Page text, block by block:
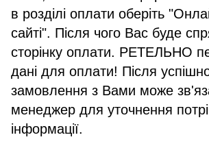
в розділі оплати оберіть
сайті". Після чого Вас буде
сторінку оплати. РЕТЕЛЬНО
дані для оплати! Після
замовлення з Вами може
менеджер для уточнення
інформації.